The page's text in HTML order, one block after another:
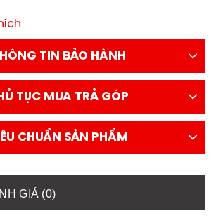
TIN BẢO HÀNH
TỤC MUA TRẢ GÓP
CHUẨN SẢN PHẨM
GIÁ (0)